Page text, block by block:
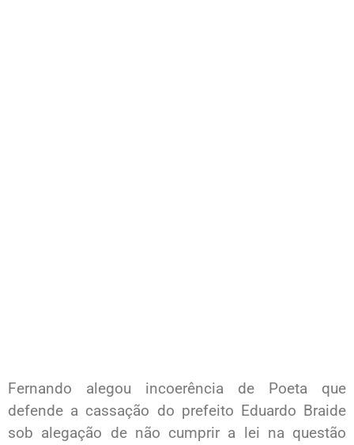
Fernando alegou incoerência de Poeta que
defende a cassação do prefeito Eduardo Braide
sob alegação de não cumprir a lei na questão